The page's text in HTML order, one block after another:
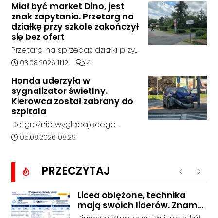
miejscowości w Goszyce. Od
tego momentu nie nawiązał
kontaktu z rodziną.
policja, został on odnaleziony w
sobotę, 1 sierpnia, na terenie
kompleksu leśnego w powiecie
raciborskim, w województwie
śląskim.
Miał być market Dino, jest
znak zapytania. Przetarg na
działkę przy szkole zakończył
się bez ofert
Przetarg na sprzedaż działki przy
Zespole Szkół Technicznych i
Kędzierzynie-Koźlu zakończył się
bez rozstrzygnięcia. Mimo
wcześniejszego zainteresowania
terenem ze strony sieci Dino, do
postępowania nie zgłosił się
żaden oferent.
Data dodania artykułu:
03.08.2026 11:12 Liczba komentarzy artykułu:
4
Honda uderzyła w
sygnalizator świetlny.
Kierowca został zabrany do
szpitala
Do groźnie wyglądającego
zdarzenia drogowego doszło w
godziny 6:30 kierujący
samochodem marki Honda
zjechał z drogi i uderzył w
sygnalizator świetlny.
Data dodania artykułu:
05.08.2026 08:29
PRZECZYTAJ Poprzednie
Licea oblężone, technika
mają swoich liderów. Znamy
wstępne wyniki rekrutacji do